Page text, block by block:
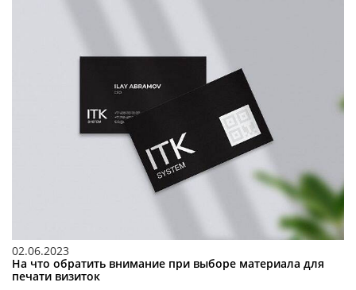
02.06.2023
На что обратить внимание при выборе материала для
печати визиток